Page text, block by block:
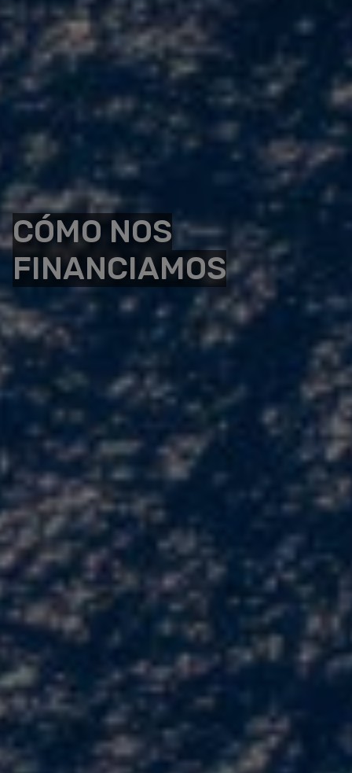
CÓMO NOS
FINANCIAMOS